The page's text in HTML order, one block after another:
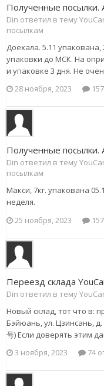
Полученные посылки.
Din ответил в тему
посылкам
Доехала. 5.11
упаковки до МСК. На
и упаковке 3 дня. Не
28 ноября, 2023
Полученные посылки.
Din ответил в тему
посылкам
Макси, 7кг. упакована
неделя.
25 ноября, 2023
Переезд склада
Din ответил в тему
Новый склад, тот что в:
Бэйюань, ул. Цзинсань, д.
号) Если доверять этим
3 ноября, 2023
74